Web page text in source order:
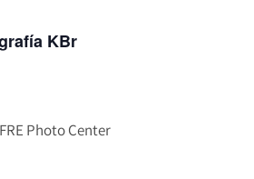
KBr
Photo Center